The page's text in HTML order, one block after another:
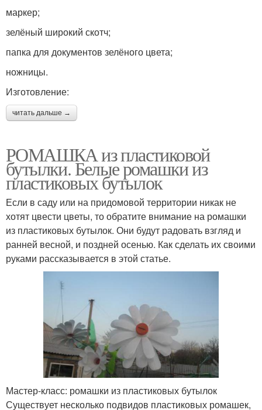
маркер;
зелёный широкий скотч;
папка для документов зелёного цвета;
ножницы.
Изготовление:
читать дальше →
РОМАШКА из пластиковой
бутылки. Белые ромашки из
пластиковых бутылок
Если в саду или на придомовой территории никак не
хотят цвести цветы, то обратите внимание на ромашки
из пластиковых бутылок. Они будут радовать взгляд и
ранней весной, и поздней осенью. Как сделать их своими
руками рассказывается в этой статье.
Мастер-класс: ромашки из пластиковых бутылок
Существует несколько подвидов пластиковых ромашек,